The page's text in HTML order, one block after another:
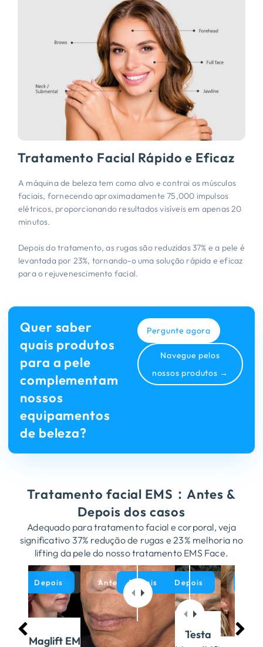
Tratamento Facial Rápido e Eficaz
A máquina de beleza tem como alvo e contrai os músculos
faciais, fornecendo aproximadamente 75,000 impulsos
elétricos, proporcionando resultados visíveis em apenas 20
minutos.
Depois do tratamento, as rugas são reduzidas 37% e a pele é
levantada por 23%, tornando-o uma solução rápida e eficaz
para o rejuvenescimento facial.
Quer saber
quais produtos
para a pele
complementam
nossos
equipamentos
de beleza?
Pergunte agora
Navegue pelos
nossos produtos →
Tratamento facial EMS：Antes &
Depois dos casos
Adequado para tratamento facial e corporal, veja
significativo 37% redução de rugas e 23% melhoria no
lifting da pele do nosso tratamento EMS Face.
Antes
Depois
Maglift EM
Antes Depois Antes
Depois
Testa